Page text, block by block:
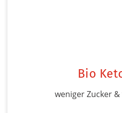
Bio
weniger Zucker &